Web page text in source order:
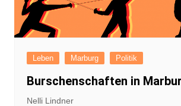
Leben Marburg Politik
Burschenschaften in
Nelli Lindner